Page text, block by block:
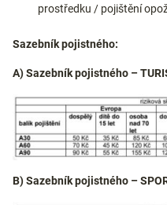
prostředku / pojištění
Sazebník pojistného:
A) Sazebník pojistného –
B) Sazebník pojistného –